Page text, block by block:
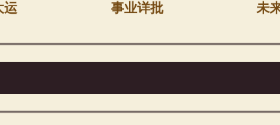
运 事业详批 未